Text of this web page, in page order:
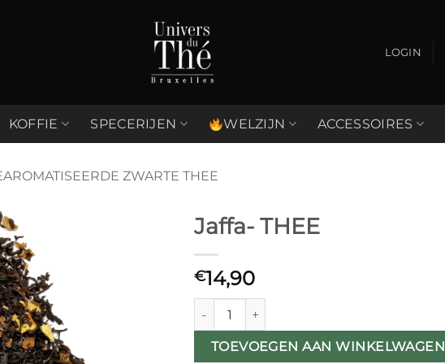
LOGIN
KOFFIE SPECERIJEN WELZIJN ACCESSOIRES
ZWARTE THEE
à la liste
souhaits
Jaffa- THEE
€14,90
Jaffa- THEE aantal
TOEVOEGEN AAN WINKELWAGEN